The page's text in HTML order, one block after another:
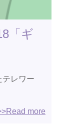
「ギ
テレワー
more